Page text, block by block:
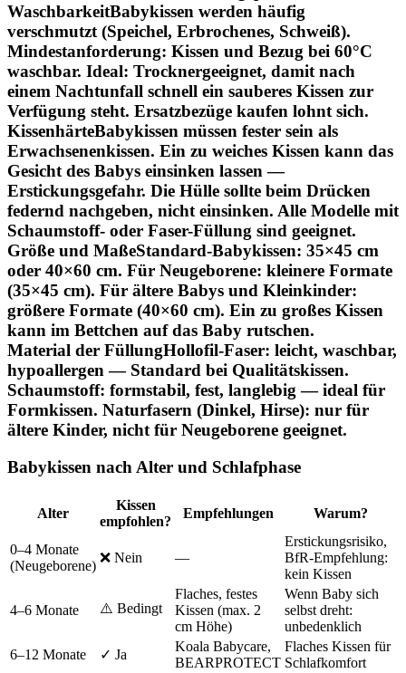
WaschbarkeitBabykissen werden häufig
verschmutzt (Speichel, Erbrochenes, Schweiß).
Mindestanforderung: Kissen und Bezug bei 60°C
waschbar. Ideal: Trocknergeeignet, damit nach
einem Nachtunfall schnell ein sauberes Kissen zur
Verfügung steht. Ersatzbezüge kaufen lohnt sich.
KissenhärteBabykissen müssen fester sein als
Erwachsenenkissen. Ein zu weiches Kissen kann das
Gesicht des Babys einsinken lassen —
Erstickungsgefahr. Die Hülle sollte beim Drücken
federnd nachgeben, nicht einsinken. Alle Modelle mit
Schaumstoff- oder Faser-Füllung sind geeignet.
Größe und MaßeStandard-Babykissen: 35×45 cm
oder 40×60 cm. Für Neugeborene: kleinere Formate
(35×45 cm). Für ältere Babys und Kleinkinder:
größere Formate (40×60 cm). Ein zu großes Kissen
kann im Bettchen auf das Baby rutschen.
Material der FüllungHollofil-Faser: leicht, waschbar,
hypoallergen — Standard bei Qualitätskissen.
Schaumstoff: formstabil, fest, langlebig — ideal für
Formkissen. Naturfasern (Dinkel, Hirse): nur für
ältere Kinder, nicht für Neugeborene geeignet.
Babykissen nach Alter und Schlafphase
Alter
Kissen
empfohlen?
Empfehlungen Warum?
0–4 Monate
(Neugeborene)
❌ Nein —
Erstickungsrisiko,
BfR-Empfehlung:
kein Kissen
4–6 Monate ⚠️ Bedingt
Flaches, festes
Kissen (max. 2
cm Höhe)
Wenn Baby sich
selbst dreht:
unbedenklich
6–12 Monate
✓ Ja
Koala Babycare,
BEARPROTECT
Flaches Kissen für
Schlafkomfort